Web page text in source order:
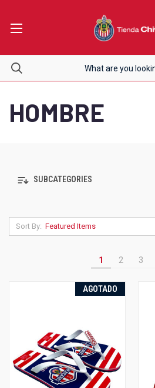
HOMBRE
SUBCATEGORIES
Sort By:
1 2 3
AGOTADO